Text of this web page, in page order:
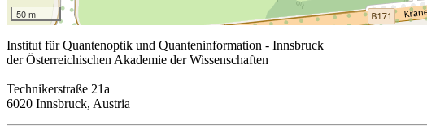
50 m
Institut für Quantenoptik und Quanteninformation - Innsbruck
der Österreichischen Akademie der Wissenschaften
Technikerstraße 21a
6020 Innsbruck, Austria